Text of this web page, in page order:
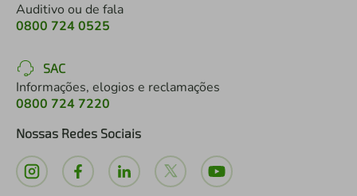
Auditivo ou de fala
0800 724 0525
SAC
Informações, elogios e reclamações
0800 724 7220
Nossas Redes Sociais